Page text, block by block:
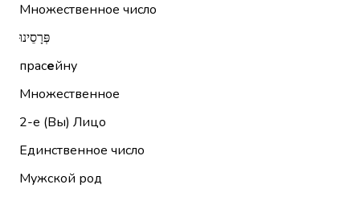
Множественное число
פְּרָסֵינוּ
прасейну
Множественное
2-е (Вы) Лицо
Единственное число
Мужской род